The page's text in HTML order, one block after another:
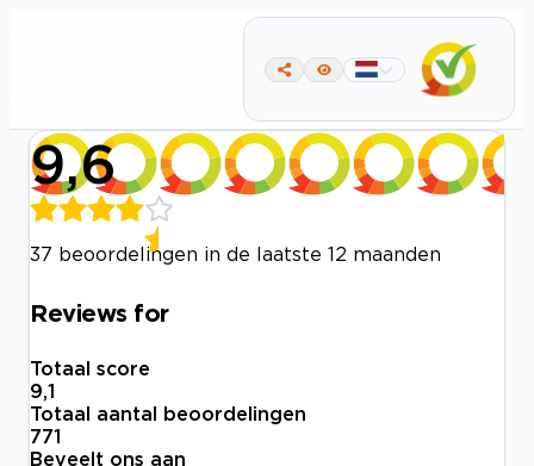
9,6
37 beoordelingen in de laatste 12 maanden
Reviews for
Totaal score
9,1
Totaal aantal beoordelingen
771
Beveelt ons aan